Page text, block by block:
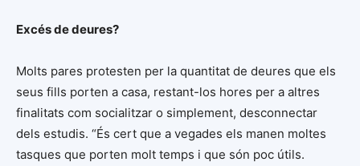
Excés de deures?
Molts pares protesten per la quantitat de deures que els
seus fills porten a casa, restant-los hores per a altres
finalitats com socialitzar o simplement, desconnectar
dels estudis. “És cert que a vegades els manen moltes
tasques que porten molt temps i que són poc útils.